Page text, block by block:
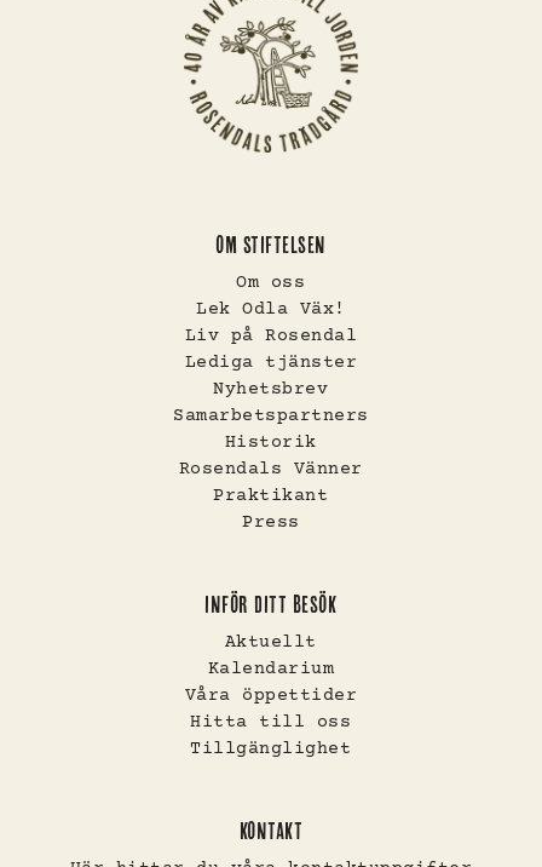
OM STIFTELSEN
Om oss
Lek Odla Väx!
Liv på Rosendal
Lediga tjänster
Nyhetsbrev
Samarbetspartners
Historik
Rosendals Vänner
Praktikant
Press
INFÖR DITT BESÖK
Aktuellt
Kalendarium
Våra öppettider
Hitta till oss
Tillgänglighet
KONTAKT